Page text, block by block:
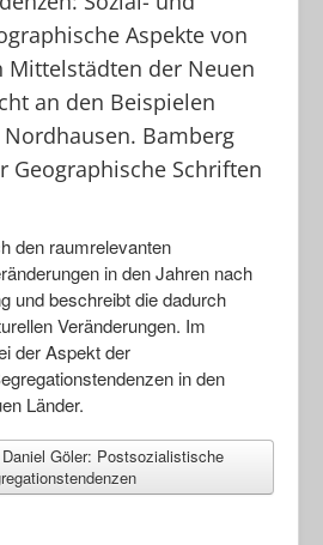
Aspekte von
Mittelstädten der Neuen
an den Beispielen
Bamberg
Geographische Schriften
den raumrelevanten
in den Jahren nach
und beschreibt die dadurch
Veränderungen. Im
der Aspekt der
in den
Länder.
Göler: Postsozialistische